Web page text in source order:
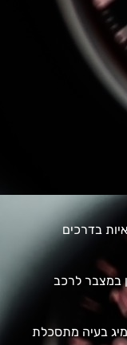
בדרכים
במצבר לרכב
בעיה מתסכלת